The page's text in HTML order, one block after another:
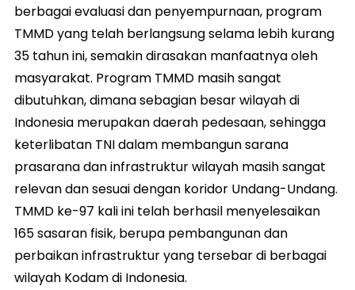
berbagai evaluasi dan penyempurnaan, program
TMMD yang telah berlangsung selama lebih kurang
35 tahun ini, semakin dirasakan manfaatnya oleh
masyarakat. Program TMMD masih sangat
dibutuhkan, dimana sebagian besar wilayah di
Indonesia merupakan daerah pedesaan, sehingga
keterlibatan TNI dalam membangun sarana
prasarana dan infrastruktur wilayah masih sangat
relevan dan sesuai dengan koridor Undang-Undang.
TMMD ke-97 kali ini telah berhasil menyelesaikan
165 sasaran fisik, berupa pembangunan dan
perbaikan infrastruktur yang tersebar di berbagai
wilayah Kodam di Indonesia.